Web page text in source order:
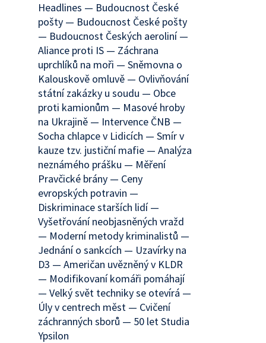
Headlines — Budoucnost České
pošty — Budoucnost České pošty
— Budoucnost Českých aeroliní —
Aliance proti IS — Záchrana
uprchlíků na moři — Sněmovna o
Kalouskově omluvě — Ovlivňování
státní zakázky u soudu — Obce
proti kamionům — Masové hroby
na Ukrajině — Intervence ČNB —
Socha chlapce v Lidicích — Smír v
kauze tzv. justiční mafie — Analýza
neznámého prášku — Měření
Pravčické brány — Ceny
evropských potravin —
Diskriminace starších lidí —
Vyšetřování neobjasněných vražd
— Moderní metody kriminalistů —
Jednání o sankcích — Uzavírky na
D3 — Američan uvězněný v KLDR
— Modifikovaní komáři pomáhají
— Velký svět techniky se otevírá —
Úly v centrech měst — Cvičení
záchranných sborů — 50 let Studia
Ypsilon